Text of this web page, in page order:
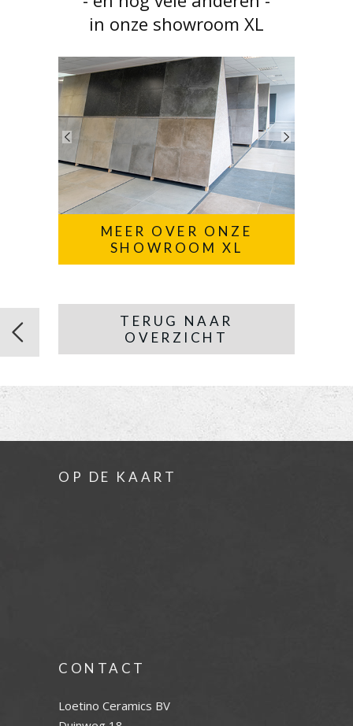
in onze showroom XL
MEER OVER ONZE
SHOWROOM XL
TERUG NAAR
OVERZICHT
OP DE KAART
CONTACT
Loetino Ceramics BV